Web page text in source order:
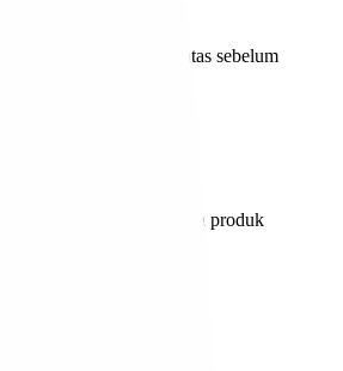
atau produk terbatas sebelum
untuk mendapatkan produk